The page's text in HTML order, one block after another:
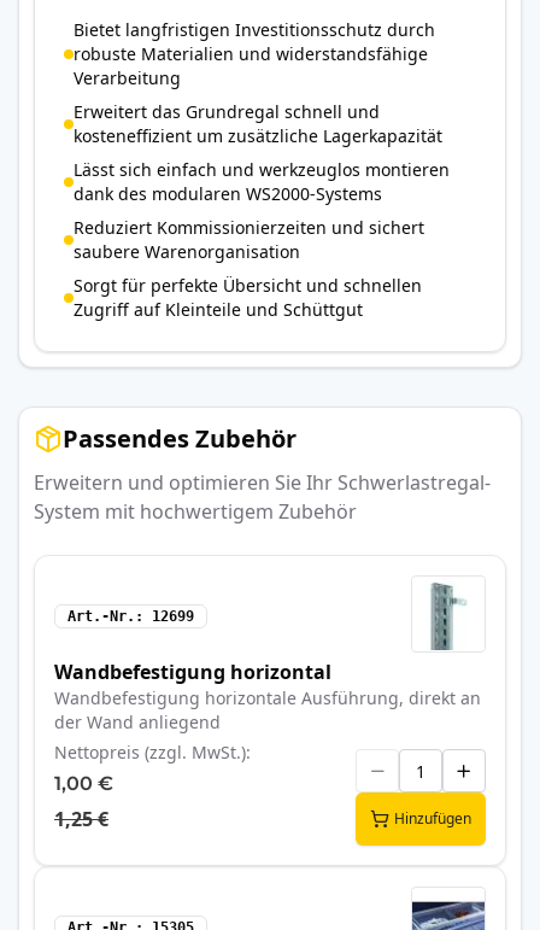
Bietet langfristigen Investitionsschutz durch
robuste Materialien und widerstandsfähige
Verarbeitung
Erweitert das Grundregal schnell und
kosteneffizient um zusätzliche Lagerkapazität
Lässt sich einfach und werkzeuglos montieren
dank des modularen WS2000-Systems
Reduziert Kommissionierzeiten und sichert
saubere Warenorganisation
Sorgt für perfekte Übersicht und schnellen
Zugriff auf Kleinteile und Schüttgut
Passendes Zubehör
Erweitern und optimieren Sie Ihr Schwerlastregal-
System mit hochwertigem Zubehör
Art.-Nr. 12699
Wandbefestigung horizontal
Wandbefestigung horizontale Ausführung, direkt an
der Wand anliegend
Nettopreis (zzgl. MwSt.)
1,00 €
1,25 € Hinzufügen